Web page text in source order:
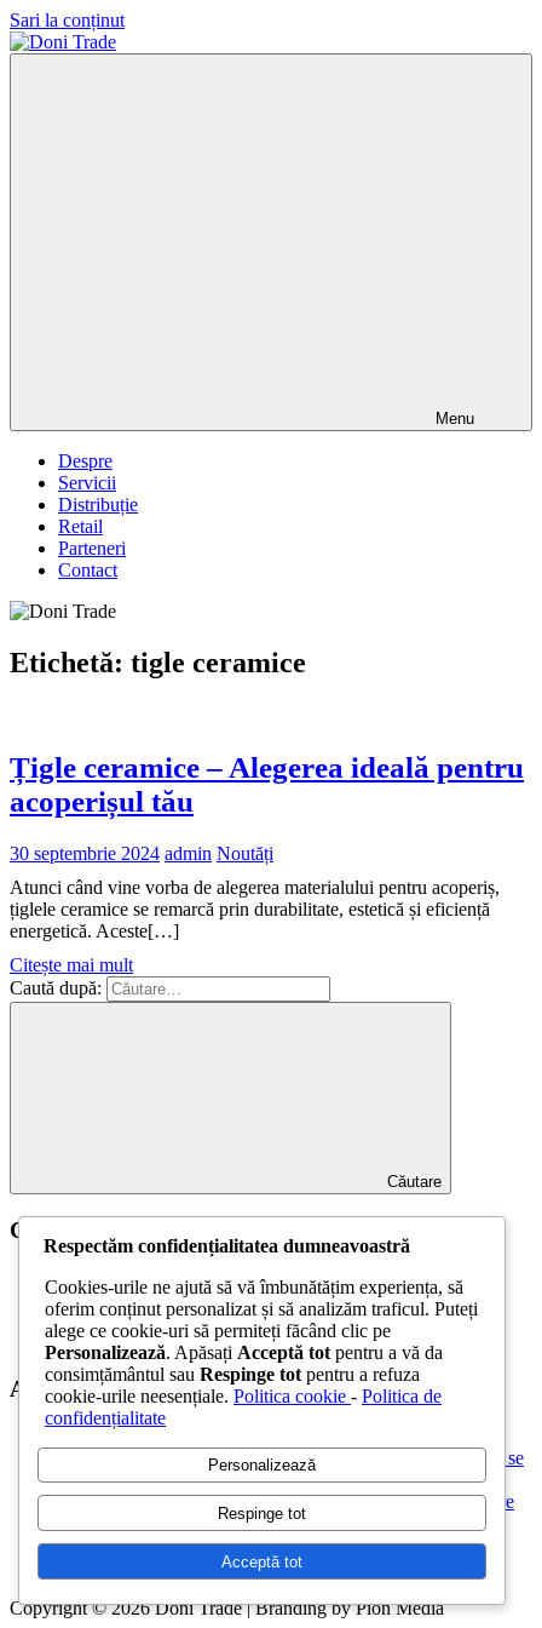
Sari la conținut
Menu
Despre
Servicii
Distribuție
Retail
Parteneri
Contact
Etichetă: tigle ceramice
Țigle ceramice – Alegerea ideală pentru
acoperișul tău
30 septembrie 2024 admin Noutăți
Atunci când vine vorba de alegerea materialului pentru acoperiș,
țiglele ceramice se remarcă prin durabilitate, estetică și eficiență
energetică. Aceste[…]
Citește mai mult
Caută după:
Căutare
Categorii
Amenajare Exterior
Amenajare Interior
Construcții
Noutăți
Articole recente
Parchet laminat sau SPC? Diferențele care contează
Materiale pentru zidărie – avantajele fiecărei soluții și când se
folosesc
Ghid practic pentru alegerea vopselei lavabile pentru fiecare
Produse indispensabile pentru lucrările de întreținere din
Copyright © 2026 Doni Trade | Branding by Pion Media
Respectăm confidențialitatea dumneavoastră
Cookies-urile ne ajută să vă îmbunătățim experiența, să
oferim conținut personalizat și să analizăm traficul. Puteți
alege ce cookie-uri să permiteți făcând clic pe
Personalizează. Apăsați Acceptă tot pentru a vă da
consimțământul sau Respinge tot pentru a refuza
cookie-urile neesențiale. Politica cookie - Politica de
confidențialitate
Personalizează
Respinge tot
Acceptă tot